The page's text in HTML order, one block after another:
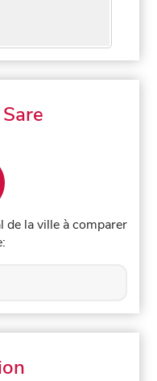
de la ville à comparer